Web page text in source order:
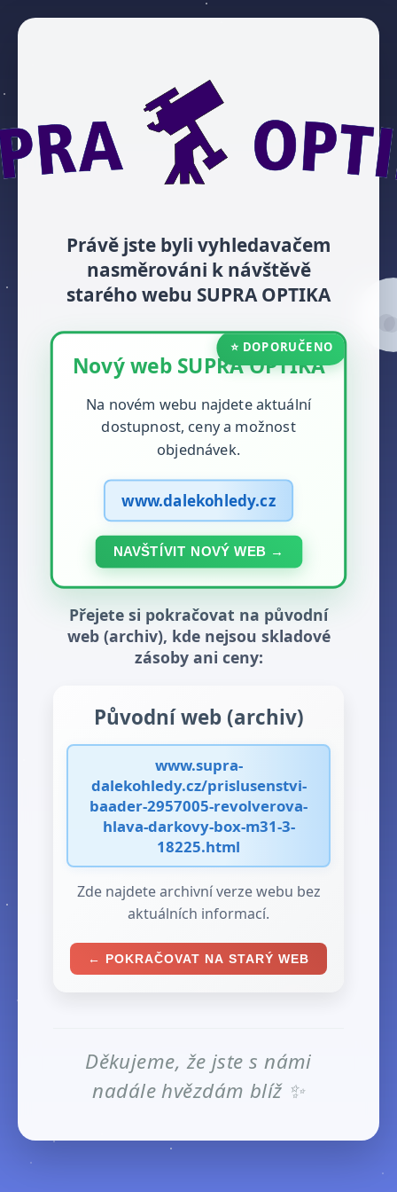
Právě jste byli vyhledavačem
nasměrováni k návštěvě
starého webu SUPRA OPTIKA
⭐ DOPORUČENO
Nový web SUPRA OPTIKA
Na novém webu najdete aktuální
dostupnost, ceny a možnost
objednávek.
www.dalekohledy.cz
NAVŠTÍVIT NOVÝ WEB →
Přejete si pokračovat na původní
web (archiv), kde nejsou skladové
zásoby ani ceny:
Původní web (archiv)
www.supra-
dalekohledy.cz/prislusenstvi-
baader-2957005-revolverova-
hlava-darkovy-box-m31-3-
18225.html
Zde najdete archivní verze webu bez
aktuálních informací.
← POKRAČOVAT NA STARÝ WEB
Děkujeme, že jste s námi
nadále hvězdám blíž ✨